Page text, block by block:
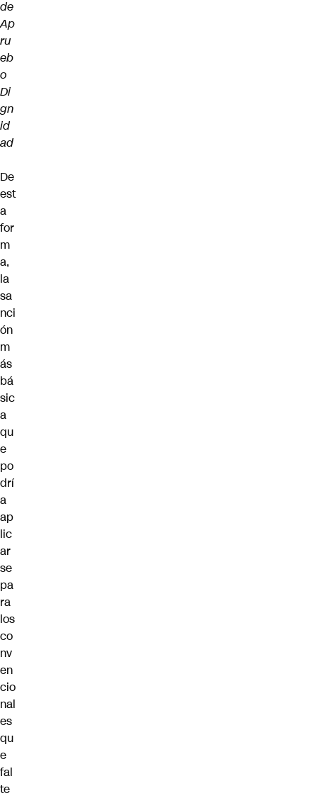
de
Ap
ru
eb
o
Di
gn
id
ad
De
est
a
for
m
a,
la
sa
nci
ón
m
ás
bá
sic
a
qu
e
po
drí
a
ap
lic
ar
se
pa
ra
los
co
nv
en
cio
nal
es
qu
e
fal
te